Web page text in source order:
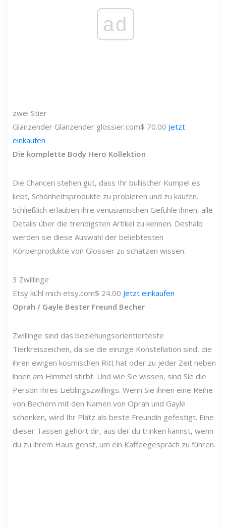
ad
zwei Stier
Glänzender Glänzender glossier.com$ 70.00 Jetzt
einkaufen
Die komplette Body Hero Kollektion
Die Chancen stehen gut, dass Ihr bullischer Kumpel es
liebt, Schönheitsprodukte zu probieren und zu kaufen.
Schließlich erlauben ihre venusianischen Gefühle ihnen, alle
Details über die trendigsten Artikel zu kennen. Deshalb
werden sie diese Auswahl der beliebtesten
Körperprodukte von Glossier zu schätzen wissen.
3 Zwillinge
Etsy kühl mich etsy.com$ 24.00 Jetzt einkaufen
Oprah / Gayle Bester Freund Becher
Zwillinge sind das beziehungsorientierteste
Tierkreiszeichen, da sie die einzige Konstellation sind, die
ihren ewigen kosmischen Ritt hat oder zu jeder Zeit neben
ihnen am Himmel stirbt. Und wie Sie wissen, sind Sie die
Person Ihres Lieblingszwillings. Wenn Sie ihnen eine Reihe
von Bechern mit den Namen von Oprah und Gayle
schenken, wird Ihr Platz als beste Freundin gefestigt. Eine
dieser Tassen gehört dir, aus der du trinken kannst, wenn
du zu ihrem Haus gehst, um ein Kaffeegespräch zu führen.